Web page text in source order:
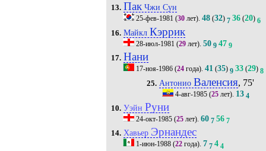
13. ПакЧжи Сун
25-фев-1981 (30лет). 48(32) 7 36(20) 6
16. Майкл Кэррик
28-июл-1981 (29лет). 50 9 47 9
17. Нани
17-ноя-1986(24года). 41(35) 9 33(29) 8
25. Антонио Валенсия, 75'
4-авг-1985 (25 лет). 13 4
10. Уэйн Руни
24-окт-1985(25лет). 60 7 56 7
14. Хавьер Эрнандес
1-июн-1988(22года). 7 7 4 4